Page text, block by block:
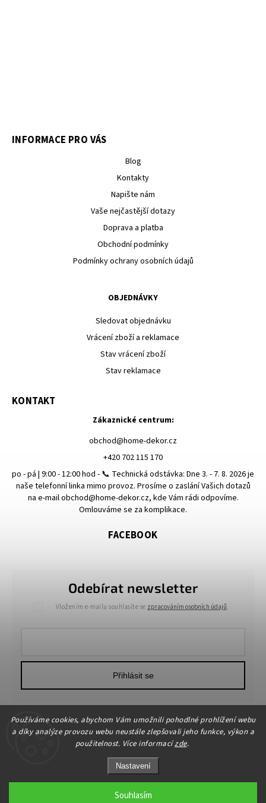
Používáme cookies, abychom Vám umožnili pohodlné prohlížení webu
a díky analýze provozu webu neustále zlepšovali jeho funkce, výkon a
použitelnost. Více informacízde.
Nastavení
Souhlasím
INFORMACE PRO VÁS
Blog
Kontakty
Napište nám
Vaše nejčastější dotazy
Doprava a platba
Obchodní podmínky
Podmínky ochrany osobních údajů
OBJEDNÁVKY
Sledovat objednávku
Vrácení zboží a reklamace
Stav vrácení zboží
Stav reklamace
Odebírat newsletter
Vložením e-mailu souhlasíte se zpracováním osobních údajů.
Přihlásit se
KONTAKT
Zákaznické centrum:
obchod@home-dekor.cz
+420 702 115 170
po - pá | 9:00 - 12:00 hod - 📞 Technická odstávka: Dne 3. - 7. 8. 2026 je
naše telefonní linka mimo provoz. Prosíme o zaslání Vašich dotazů
na e-mail obchod@home-dekor.cz, kde Vám rádi odpovíme.
Omlouváme se za komplikace.
FACEBOOK
HOME-DEKOR.cz